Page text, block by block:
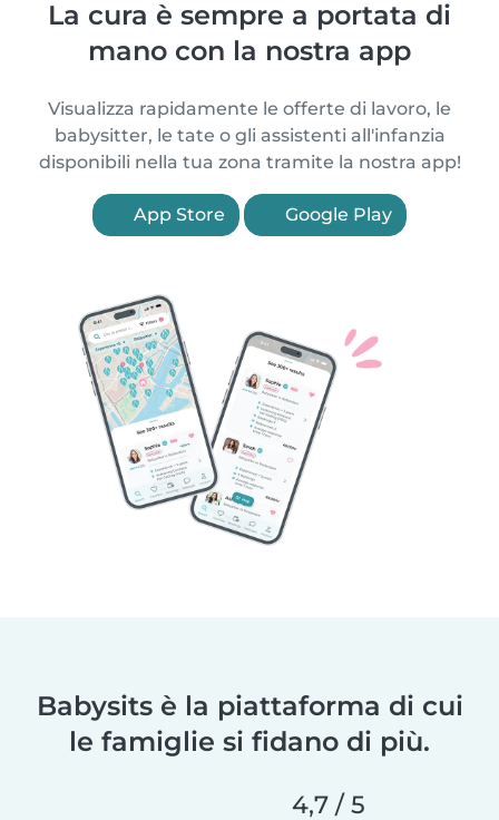
La cura è sempre a portata di
mano con la nostra app
Visualizza rapidamente le offerte di lavoro, le
babysitter, le tate o gli assistenti all'infanzia
disponibili nella tua zona tramite la nostra app!
App Store Google Play
Babysits è la piattaforma di cui
le famiglie si fidano di più.
4,7 / 5